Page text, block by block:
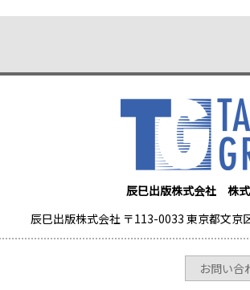
辰巳出版株式会社 株
辰巳出版株式会社 〒113-0033 東京都文
お問い合